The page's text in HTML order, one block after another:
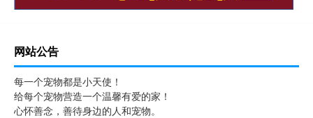
网站公告
每一个宠物都是小天使！
给每个宠物营造一个温馨有爱的家！
心怀善念，善待身边的人和宠物。